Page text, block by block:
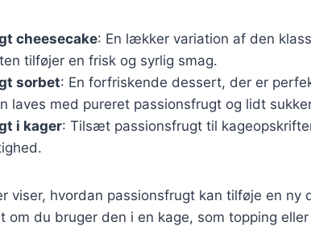
cheesecake: En lækker variation af den
tilføjer en frisk og syrlig smag.
sorbet: En forfriskende dessert, der er
laves med pureret passionsfrugt og lidt
i kager: Tilsæt passionsfrugt til
viser, hvordan passionsfrugt kan tilføje en ny
om du bruger den i en kage, som topping